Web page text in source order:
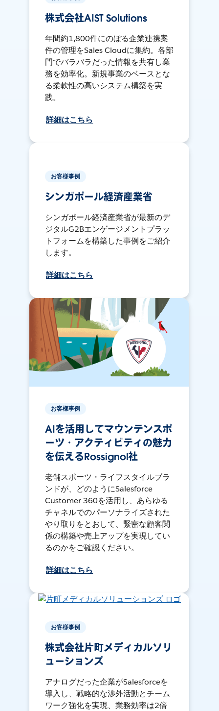
株式会社AIST Solutions
年間約1,800件にのぼる企業連携案
件の管理をSales Cloudに集約。各部
門でバラバラだった情報を共有し業
務を効率化。新規事業のベースとな
る柔軟性の高いシステム構築を実
践。
詳細はこちら
お客様事例
シンガポール経済産業省
シンガポール経済産業省が最新のデ
ジタルG2Bエンゲージメントプラッ
トフォームを構築した事例をご紹介
します。
詳細はこちら
お客様事例
AIを活用してマウンテンスポ
ーツ・アクティビティの魅力
を伝えるRossignol社
老舗スポーツ・ライフスタイルブラ
ンドが、どのようにSalesforce
Customer 360を活用し、あらゆる
チャネルでのパーソナライズされた
やり取りをとおして、緊密な顧客関
係の構築や売上アップを実現してい
るのかをご確認ください。
詳細はこちら
お客様事例
株式会社片町メディカルソリ
ューションズ
アナログだった企業がSalesforceを
導入し、戦略的な渉外活動とチーム
ワーク強化を実現、業務効率は2倍